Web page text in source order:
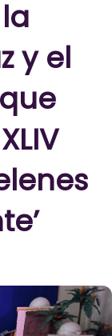
y el